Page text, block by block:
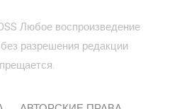
Любое воспроизведение
разрешения редакции